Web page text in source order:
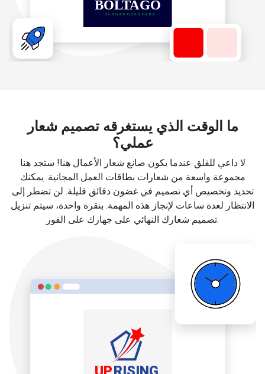
ما الوقت الذي يستغرقه تصميم شعار
عملي؟
لا داعي للقلق عندما يكون صانع شعار الأعمال هنا! ستجد هنا
مجموعة واسعة من شعارات بطاقات العمل المجانية. يمكنك
تحديد وتخصيص أي تصميم في غضون دقائق قليلة. لن تضطر إلى
الانتظار لعدة ساعات لإنجاز هذه المهمة. بنقرة واحدة، سيتم تنزيل
تصميم شعارك النهائي على جهازك على الفور.